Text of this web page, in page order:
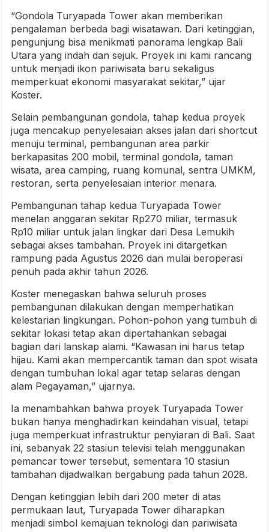
“Gondola Turyapada Tower akan memberikan
pengalaman berbeda bagi wisatawan. Dari ketinggian,
pengunjung bisa menikmati panorama lengkap Bali
Utara yang indah dan sejuk. Proyek ini kami rancang
untuk menjadi ikon pariwisata baru sekaligus
memperkuat ekonomi masyarakat sekitar,” ujar
Koster.
Selain pembangunan gondola, tahap kedua proyek
juga mencakup penyelesaian akses jalan dari shortcut
menuju terminal, pembangunan area parkir
berkapasitas 200 mobil, terminal gondola, taman
wisata, area camping, ruang komunal, sentra UMKM,
restoran, serta penyelesaian interior menara.
Pembangunan tahap kedua Turyapada Tower
menelan anggaran sekitar Rp270 miliar, termasuk
Rp10 miliar untuk jalan lingkar dari Desa Lemukih
sebagai akses tambahan. Proyek ini ditargetkan
rampung pada Agustus 2026 dan mulai beroperasi
penuh pada akhir tahun 2026.
Koster menegaskan bahwa seluruh proses
pembangunan dilakukan dengan memperhatikan
kelestarian lingkungan. Pohon-pohon yang tumbuh di
sekitar lokasi tetap akan dipertahankan sebagai
bagian dari lanskap alami. “Kawasan ini harus tetap
hijau. Kami akan mempercantik taman dan spot wisata
dengan tumbuhan lokal agar tetap selaras dengan
alam Pegayaman,” ujarnya.
Ia menambahkan bahwa proyek Turyapada Tower
bukan hanya menghadirkan keindahan visual, tetapi
juga memperkuat infrastruktur penyiaran di Bali. Saat
ini, sebanyak 22 stasiun televisi telah menggunakan
pemancar tower tersebut, sementara 10 stasiun
tambahan dijadwalkan bergabung pada tahun 2028.
Dengan ketinggian lebih dari 200 meter di atas
permukaan laut, Turyapada Tower diharapkan
menjadi simbol kemajuan teknologi dan pariwisata